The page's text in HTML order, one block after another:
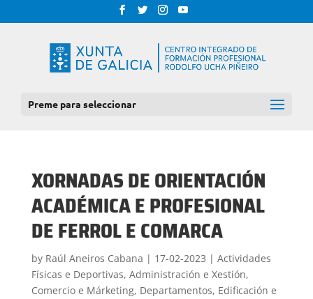
Preme para seleccionar
XORNADAS DE ORIENTACIÓN
ACADÉMICA E PROFESIONAL
DE FERROL E COMARCA
by Raúl Aneiros Cabana | 17-02-2023 | Actividades
Físicas e Deportivas, Administración e Xestión,
Comercio e Márketing, Departamentos, Edificación e